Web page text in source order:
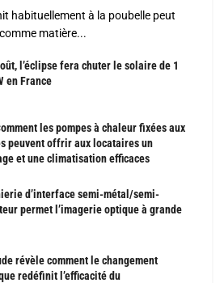
habituellement à la poubelle peut
matière...
l’éclipse fera chuter le solaire de 1
en France
les pompes à chaleur fixées aux
peuvent offrir aux locataires un
et une climatisation efficaces
d’interface semi-métal/semi-
permet l’imagerie optique à grande
révèle comment le changement
redéfinit l’efficacité du